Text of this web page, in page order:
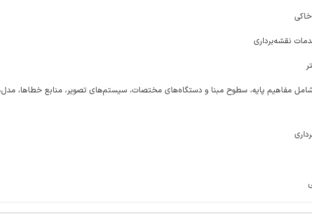
نقشه‌برداری
مفاهیم پایه، سطوح مبنا و دستگاه‌های مختصات، سیستم‌های تصویر، منابع خطاها،